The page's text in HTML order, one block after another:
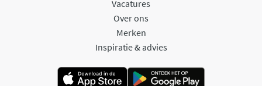
Vacatures
Over ons
Merken
Inspiratie & advies